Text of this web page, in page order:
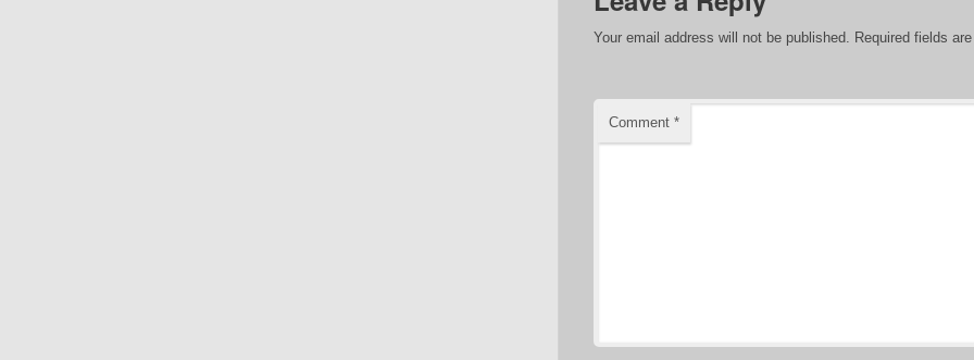
Your email address will not be published. Required fields
Comment *